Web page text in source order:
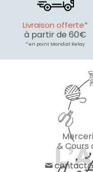
Livraison offerte*
à partir de 60€
* en point Mondial Relay
& Cours